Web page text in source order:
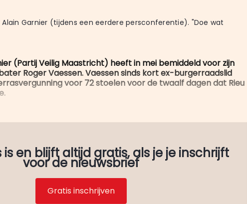
Garnier (tijdens een eerdere persconferentie). "Doe wat
(Partij Veilig Maastricht) heeft in mei bemiddeld voor zijn
Roger Vaessen. Vaessen sinds kort ex-burgerraadslid
voor 72 stoelen voor de twaalf dagen dat Rieu
is en blijft altijd gratis, als je je inschrijft
voor de nieuwsbrief
Gratis inschrijven